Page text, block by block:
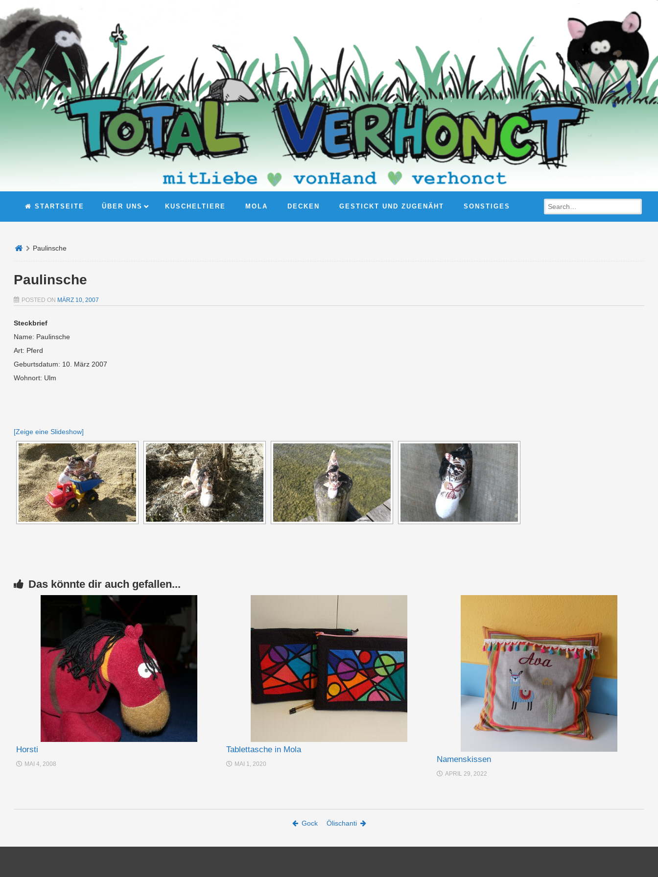
STARTSEITE ÜBER UNS KUSCHELTIERE MOLA DECKEN GESTICKT UND ZUGENÄHT SONSTIGES Search
Paulinsche
Paulinsche
POSTED ON MÄRZ 10, 2007
Steckbrief
Name: Paulinsche
Art: Pferd
Geburtsdatum: 10. März 2007
Wohnort: Ulm
[Zeige eine Slideshow]
Das könnte dir auch gefallen...
Horsti
MAI 4, 2008
Tablettasche in Mola
MAI 1, 2020 Namenskissen
APRIL 29, 2022
Gock Ölischanti